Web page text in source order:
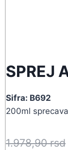
SPREJ
Sifra: B692
200ml
1.978,90rsd